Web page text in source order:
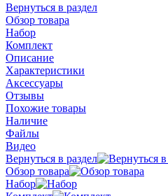
Вернуться в раздел
Обзор товара
Набор
Комплект
Описание
Характеристики
Аксессуары
Отзывы
Похожие товары
Наличие
Файлы
Видео
Вернуться в раздел
Обзор товара
Набор